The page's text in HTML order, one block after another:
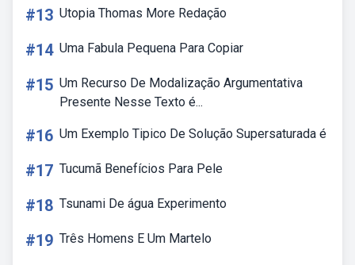
#13 Utopia Thomas More Redação
#14 Uma Fabula Pequena Para Copiar
#15 Um Recurso De Modalização Argumentativa
Presente Nesse Texto é...
#16 Um Exemplo Tipico De Solução Supersaturada é
#17 Tucumã Benefícios Para Pele
#18 Tsunami De água Experimento
#19 Três Homens E Um Martelo